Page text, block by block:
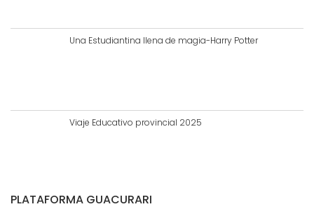
Una Estudiantina llena de magia-Harry Potter
Viaje Educativo provincial 2025
PLATAFORMA GUACURARI